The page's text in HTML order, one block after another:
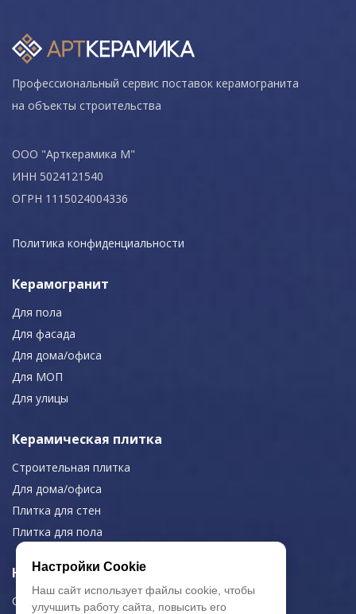
Профессиональный сервис поставок керамогранита
на объекты строительства
ООО "Арткерамика М"
ИНН 5024121540
ОГРН 1115024004336
Политика конфиденциальности
Керамогранит
Для пола
Для фасада
Для дома/офиса
Для МОП
Для улицы
Керамическая плитка
Строительная плитка
Для дома/офиса
Плитка для стен
Плитка для пола
Навигация
О компании
Настройки Cookie
Наш сайт использует файлы cookie, чтобы
улучшить работу сайта, повысить его